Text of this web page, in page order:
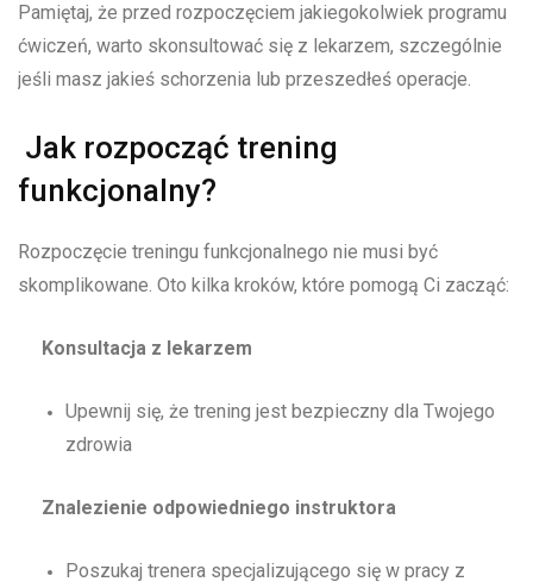
Pamiętaj, że przed rozpoczęciem jakiegokolwiek programu
ćwiczeń, warto skonsultować się z lekarzem, szczególnie
jeśli masz jakieś schorzenia lub przeszedłeś operacje.
Jak rozpocząć trening
funkcjonalny?
Rozpoczęcie treningu funkcjonalnego nie musi być
skomplikowane. Oto kilka kroków, które pomogą Ci zacząć:
Konsultacja z lekarzem
Upewnij się, że trening jest bezpieczny dla Twojego
zdrowia
Znalezienie odpowiedniego instruktora
Poszukaj trenera specjalizującego się w pracy z